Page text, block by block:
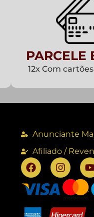
PARCELE
12x Com
Anunciante
Afiliado /